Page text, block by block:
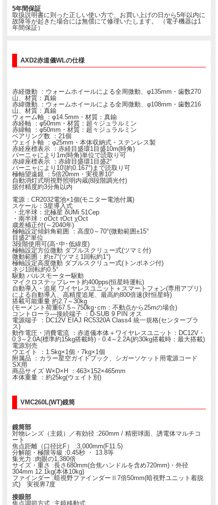
5年間保証
取扱説明書に則った正しい使い方で、お買い上げの日から5年以内に
故障等が起きた場合には無償にて修理いたします。 （電子機器は1
年間保証）
AXD2赤道儀WLの仕様
赤経微動 ：ウォームホイールによる全周微動、φ135mm・歯数270
山、材質：真鍮
赤緯微動 ：ウォームホイールによる全周微動、φ108mm・歯数216
山、材質：真鍮
ウォーム軸 ：φ14.5mm・材質：真鍮
赤経軸 ：φ50mm・材質：超々ジュラルミン
赤緯軸 ：φ50mm・材質：超々ジュラルミン
ベアリング数 ：21個
ウェイト軸 ：φ25mm・本体収納式・ステンレス製
赤経座標表示 ：赤経目盛環1目盛10m(時角)
バーニャにより1m(時角)単位で読取り可
赤緯座標表示 ：赤緯目盛環1目盛2°
バーニャにより10′(約0.167°)まで読取り可
極軸望遠鏡 ：5倍20mm・実視界10°
自動消灯式明視野照明内蔵(8段階調光付)
据付精度約3分角以内
電源：CR2032電池×1個(モニター電池付属)
スケール：3星導入式
・北半球：北極星 δUMi 51Cep
・南半球：σOct τOct χOct
歳差補正付(～2040年)
極軸設定傾斜角範囲 ：高度0～70°(微動範囲±15°
目盛2°単位
3段階使用可(高･中･低緯度)
極軸設定方位微動 ダブルスクリュー式(ツマミ付)
微動範囲：約±7°(ツマミ1回転約1°)
極軸設定高度微動 ダブルスクリュー式(トンボネジ付)
ネジ1回転約0.5°
駆動 パルスモーター駆動
マイクロステップレート約400pps(恒星時運転)
自動導入・追尾 ワイヤレスユニット＋スマートフォン(専用アプリ)
による自動導入、高精度追尾、最高約800倍速(対恒星時)
搭載可能重量 約2.7～30kg
(モーメント荷重67.5～750kg･cm：不動点から25mの場合)
コントローラ―接続端子 ：D-SUB 9 PIN オス
電源端子 ：DC12V EIAJ RC5320A Class4 統一規格(センタープラ
ス)
動作電圧・消費電流 ：赤道儀本体＋ワイヤレスユニット：DC12V・
0.3～2.0A(標準約15kg搭載時)・0.4～2.2A(約30kg搭載時：最大搭載)
電源別売
ウエイト ：1.5kg×1個・7kg×1個
附属品 ：カラー星空ガイドブック、シガーソケット用電源コード
SX用
商品サイズ W×D×H ：463×152×465mm
本体重量 ：約25kg(ウェイト別)
VMC260L(WT)鏡筒
鏡筒部
対物レンズ（主鏡）／有効径 :260mm / 精密球面、誘電体マルチコ
ート
焦点距離（口径比F） :3,000mm(F11.5)
分解能・極限等級 :0.45秒 ・ 13.8等
集光力 :肉眼の1,380倍
サイズ・重さ :長さ680mm(合焦ハンドルを含め720mm)・外径
304mm 12.1kg(本体10kg)
ファインダー :暗視野ファインダーⅡ7倍50mm(暗視野ユニット着脱
式) 実視界7度
接眼部
焦点調節方式 :主鏡移動式